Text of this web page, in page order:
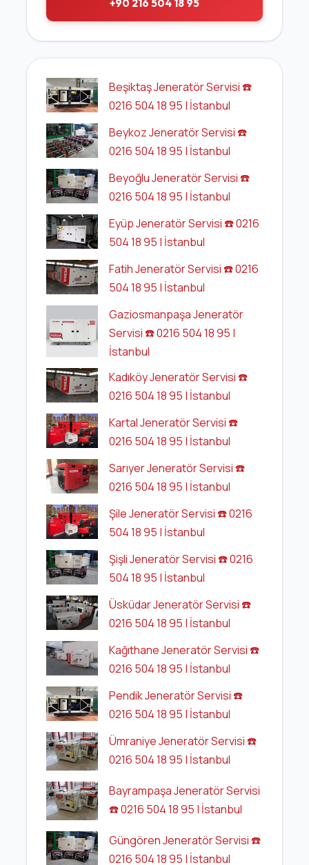
+90 216 504 18 95
Beşiktaş Jeneratör Servisi ☎️
0216 504 18 95 | İstanbul
Beykoz Jeneratör Servisi ☎️
0216 504 18 95 | İstanbul
Beyoğlu Jeneratör Servisi ☎️
0216 504 18 95 | İstanbul
Eyüp Jeneratör Servisi ☎️ 0216
504 18 95 | İstanbul
Fatih Jeneratör Servisi ☎️ 0216
504 18 95 | İstanbul
Gaziosmanpaşa Jeneratör
Servisi ☎️ 0216 504 18 95 |
İstanbul
Kadıköy Jeneratör Servisi ☎️
0216 504 18 95 | İstanbul
Kartal Jeneratör Servisi ☎️
0216 504 18 95 | İstanbul
Sarıyer Jeneratör Servisi ☎️
0216 504 18 95 | İstanbul
Şile Jeneratör Servisi ☎️ 0216
504 18 95 | İstanbul
Şişli Jeneratör Servisi ☎️ 0216
504 18 95 | İstanbul
Üsküdar Jeneratör Servisi ☎️
0216 504 18 95 | İstanbul
Kağıthane Jeneratör Servisi ☎️
0216 504 18 95 | İstanbul
Pendik Jeneratör Servisi ☎️
0216 504 18 95 | İstanbul
Ümraniye Jeneratör Servisi ☎️
0216 504 18 95 | İstanbul
Bayrampaşa Jeneratör Servisi
☎️ 0216 504 18 95 | İstanbul
Güngören Jeneratör Servisi ☎️
0216 504 18 95 | İstanbul